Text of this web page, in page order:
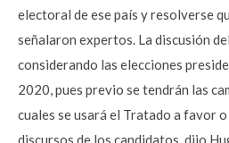
electoral de ese país y resolverse
señalaron expertos. La discusión
considerando las elecciones
2020, pues previo se tendrán las
cuales se usará el Tratado a favor
discursos de los candidatos, dijo